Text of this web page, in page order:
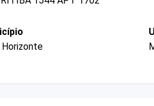
Horizonte